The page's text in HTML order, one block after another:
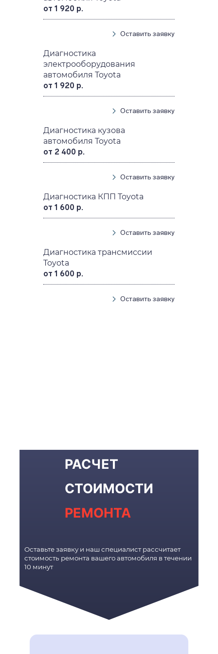
от 1 920 р.
Оставить заявку
Диагностика
электрооборудования
автомобиля Toyota
от 1 920 р.
Оставить заявку
Диагностика кузова
автомобиля Toyota
от 2 400 р.
Оставить заявку
Диагностика КПП Toyota
от 1 600 р.
Оставить заявку
Диагностика трансмиссии
Toyota
от 1 600 р.
Оставить заявку
РАСЧЕТ
СТОИМОСТИ
РЕМОНТА
Оставьте заявку и наш специалист рассчитает
стоимость ремонта вашего автомобиля в течении
10 минут